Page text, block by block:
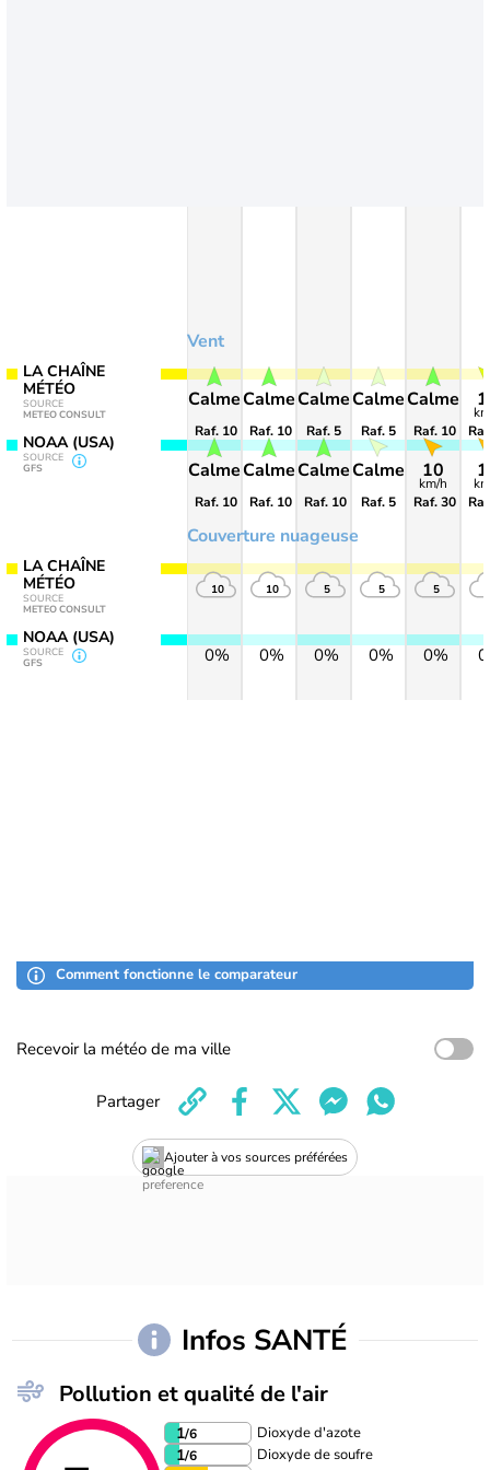
LA CHAÎNE
MÉTÉO
SOURCE
METEO CONSULT
NOAA (USA)
SOURCE
GFS
LA CHAÎNE
MÉTÉO
SOURCE
METEO CONSULT
NOAA (USA)
SOURCE
GFS
Vent
Couverture nuageuse
Calme
Raf. 10
Calme
Raf. 10
10
0%
Calme
Raf. 10
Calme
Raf. 10
10
0%
Calme
Raf. 5
Calme
Raf. 10
5
0%
Calme
Raf. 5
Calme
Raf. 5
5
0%
Calme
Raf. 10
10
km/h
Raf. 30
5
0%
Comment fonctionne le comparateur
Recevoir la météo de ma ville
Ajouter à vos sources préférées
Partager
Infos SANTÉ
Pollution et qualité de l'air
1/6 Dioxyde d'azote
1/6 Dioxyde de soufre